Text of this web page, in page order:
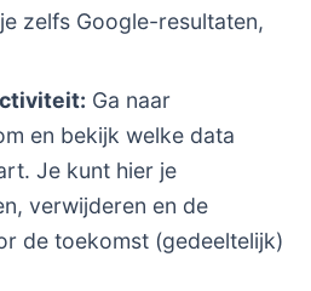
zelfs Google-resultaten,
Ga naar
en bekijk welke data
Je kunt hier je
verwijderen en de
de toekomst (gedeeltelijk)